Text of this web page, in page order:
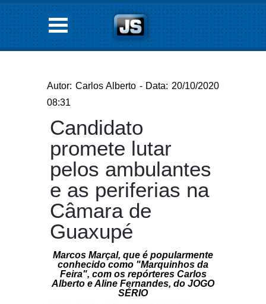
Autor: Carlos Alberto - Data: 20/10/2020
08:31
Candidato
promete lutar
pelos ambulantes
e as periferias na
Câmara de
Guaxupé
Marcos Marçal, que é popularmente
conhecido como "Marquinhos da
Feira", com os repórteres Carlos
Alberto e Aline Fernandes, do JOGO
SÉRIO